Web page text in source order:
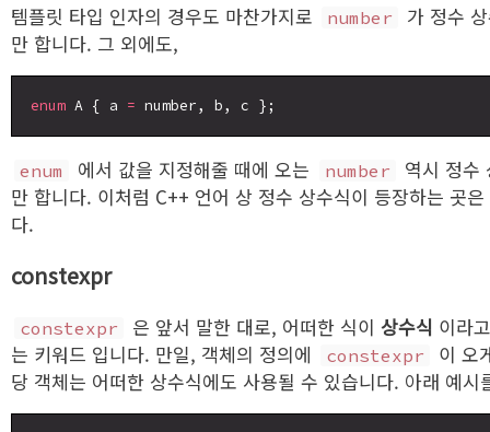
템플릿 타입 인자의 경우도 마찬가지로 number
가 정수
만 합니다. 그 외에도,
enum A { a =
enum 에서 값을 지정해줄 때에 오는 number
역시 정수
만 합니다. 이처럼 C++ 언어 상 정수 상수식이 등장하는 곳
다.
constexpr
constexpr 은 앞서 말한 대로, 어떠한 식이상수식 이라
는 키워드 입니다. 만일, 객체의 정의에
constexpr
이 오
당 객체는 어떠한 상수식에도 사용될 수 있습니다. 아래 예시